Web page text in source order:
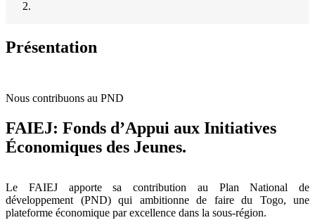
Fil
Présentation
Nous contribuons au PND
FAIEJ: Fonds d’Appui aux Initiatives
Économiques des Jeunes.
Le FAIEJ apporte sa contribution au Plan National de
développement (PND) qui ambitionne de faire du Togo, une
plateforme économique par excellence dans la sous-région.